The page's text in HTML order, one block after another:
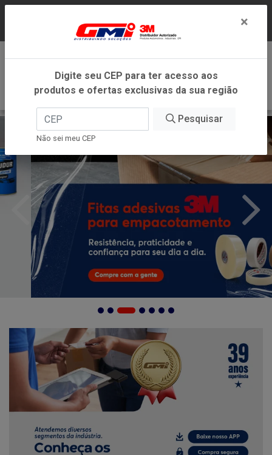
DENTRO DO ESTADO DE MINAS GERAIS.
×
Digite seu CEP para ter acesso aos
produtos e ofertas exclusivas da sua região
Pesquisar
Não sei meu CEP